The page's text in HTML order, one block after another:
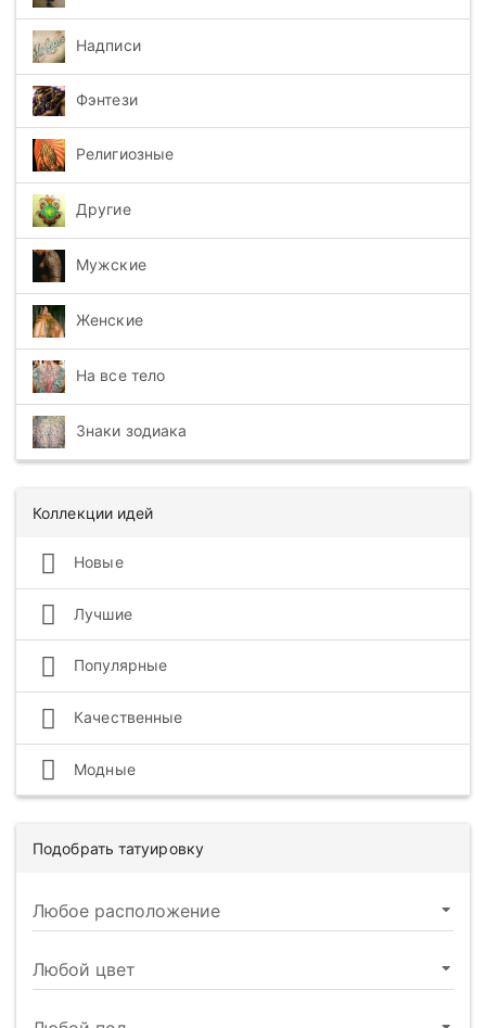
Надписи
Фэнтези
Религиозные
Другие
Мужские
Женские
На все тело
Знаки зодиака
Коллекции идей
Новые
Лучшие
Популярные
Качественные
Модные
Подобрать татуировку